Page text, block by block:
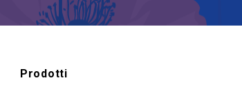
Prodotti